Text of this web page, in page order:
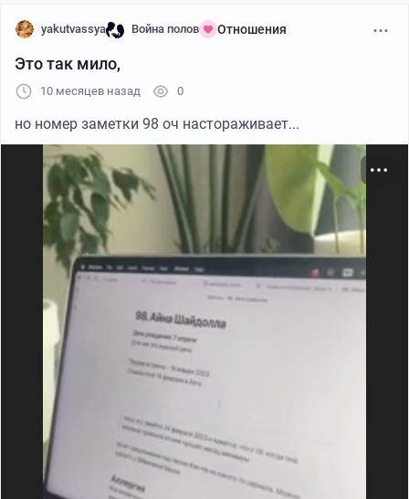
yakutvassya Война полов Отношения
Это так мило,
10 месяцев назад 0
но номер заметки 98 оч настораживает...